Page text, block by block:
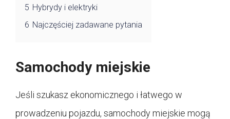
5 Hybrydy i elektryki
6 Najczęściej zadawane pytania
Samochody miejskie
Jeśli szukasz ekonomicznego i łatwego w
prowadzeniu pojazdu, samochody miejskie mogą